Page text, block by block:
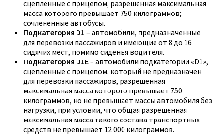
сцепленные с прицепом, разрешенная максимальная
масса которого превышает 750 килограммов;
сочлененные автобусы.
Подкатегория D1 – автомобили, предназначенные
для перевозки пассажиров и имеющие от 8 до 16
сидячих мест, помимо сиденья водителя.
Подкатегория D1E– автомобили подкатегории «D1»,
сцепленные с прицепом, который не предназначен
для перевозки пассажиров, разрешенная
максимальная масса которого превышает 750
килограммов, но не превышает массы автомобиля без
нагрузки, при условии, что общая разрешенная
максимальная масса такого состава транспортных
средств не превышает 12 000 килограммов.